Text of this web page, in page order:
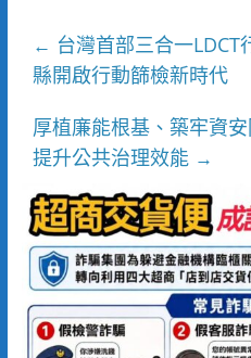
← 台灣首部三合一
縣開啟行動篩檢新時代
厚植廉能根基、築牢資
提升公共治理效能 →